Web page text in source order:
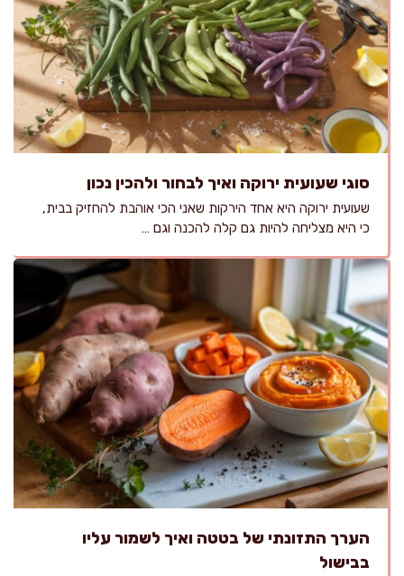
סוגי שעועית ירוקה ואיך לבחור ולהכין נכון
שעועית ירוקה היא אחד הירקות שאני הכי אוהבת להחזיק בבית,
כי היא מצליחה להיות גם קלה להכנה וגם …
הערך התזונתי של בטטה ואיך לשמור עליו
בבישול